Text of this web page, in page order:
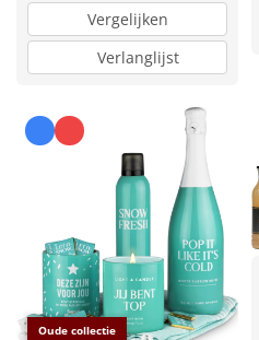
Vergelijken
Verlanglijst
Oude collectie